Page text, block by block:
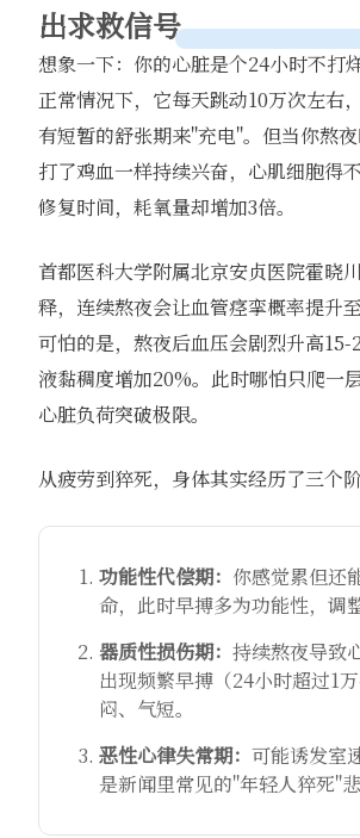
出求救信号
想象一下：你的心脏是个24小时不打
正常情况下，它每天跳动10万次左右
有短暂的舒张期来"充电"。但当你熬
打了鸡血一样持续兴奋，心肌细胞得
修复时间，耗氧量却增加3倍。
首都医科大学附属北京安贞医院霍晓
释，连续熬夜会让血管痉挛概率提升
可怕的是，熬夜后血压会剧烈升高15-
液黏稠度增加20%。此时哪怕只爬一
心脏负荷突破极限。
从疲劳到猝死，身体其实经历了三个阶
功能性代偿期： 你感觉累但还
命，此时早搏多为功能性，调
器质性损伤期： 持续熬夜导致
出现频繁早搏（24小时超过1
闷、气短。
恶性心律失常期： 可能诱发室
是新闻里常见的"年轻人猝死"悲